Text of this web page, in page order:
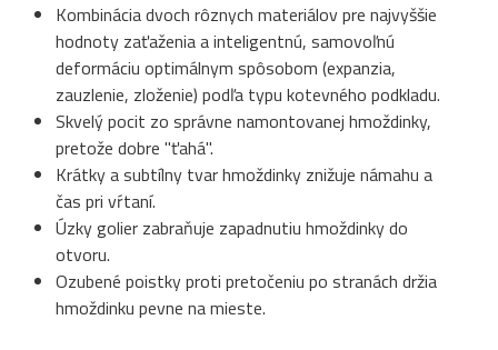
Kombinácia dvoch rôznych materiálov pre najvyššie
hodnoty zaťaženia a inteligentnú, samovoľnú
deformáciu optimálnym spôsobom (expanzia,
zauzlenie, zloženie) podľa typu kotevného podkladu.
Skvelý pocit zo správne namontovanej hmoždinky,
pretože dobre "ťahá".
Krátky a subtílny tvar hmoždinky znižuje námahu a
čas pri vŕtaní.
Úzky golier zabraňuje zapadnutiu hmoždinky do
otvoru.
Ozubené poistky proti pretočeniu po stranách držia
hmoždinku pevne na mieste.